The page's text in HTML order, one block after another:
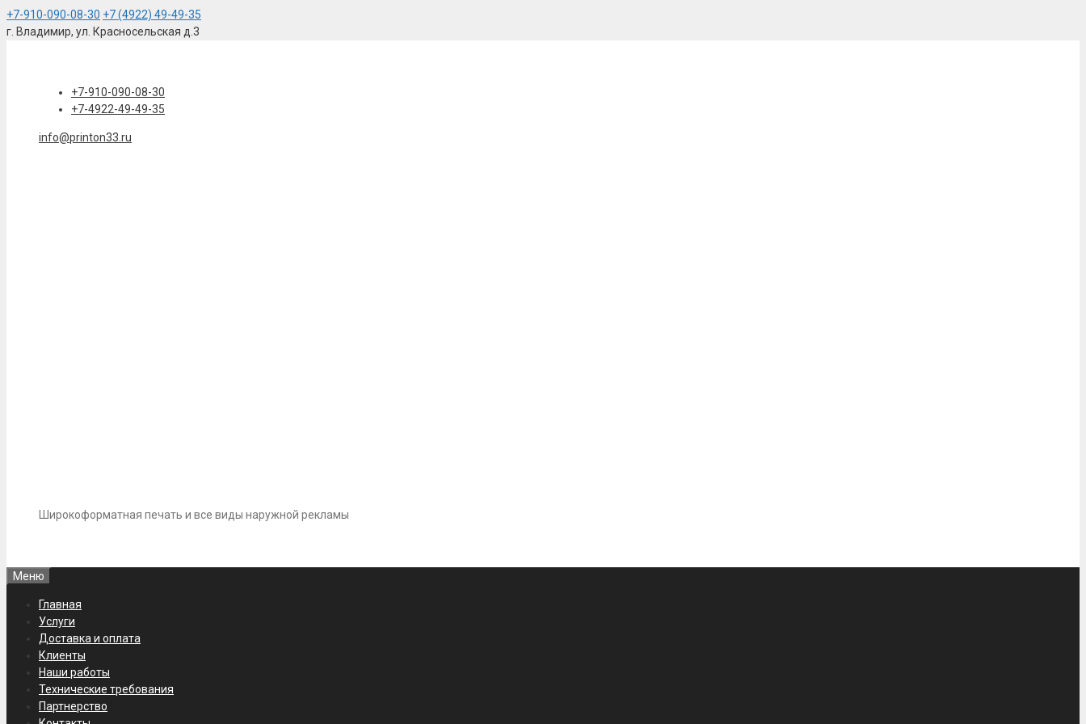
+7-910-090-08-30 +7 (4922) 49-49-35
г. Владимир, ул. Красносельская д.3
+7-910-090-08-30
+7-4922-49-49-35
info@printon33.ru
Широкоформатная печать и все виды наружной рекламы
Меню
Главная
Услуги
Доставка и оплата
Клиенты
Наши работы
Технические требования
Партнерство